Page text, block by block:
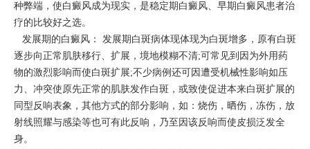
种弊端，使白癜风成为现实，是稳定期白癜风、早期白癜风患者治
疗的比较好之选。
发展期的白癜风： 发展期白斑病体现体现为白斑增多，原有白斑
逐步向正常肌肤移行、扩展，境地模糊不清;可常见到因为外用药
物的激烈影响而使白斑扩展;不少病例还可因遭受机械性影响如压
力、冲突使原先正常的肌肤发作白斑，或致使促进本来白斑扩展的
同型反响表象，其他方式的部分影响，如：烧伤，晒伤，冻伤，放
射线照耀与感染等也可有此反响，乃至因该反响而使皮损泛发全
身。